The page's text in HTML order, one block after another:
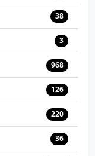
38
3
968
126
220
36